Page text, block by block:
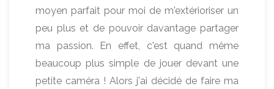
moyen parfait pour moi de m'extérioriser un
peu plus et de pouvoir davantage partager
ma passion. En effet, c'est quand même
beaucoup plus simple de jouer devant une
petite caméra ! Alors j'ai décidé de faire ma